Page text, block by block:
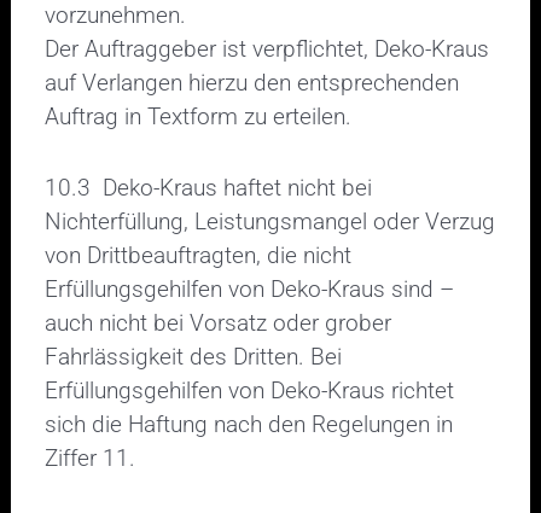
vorzunehmen.
Der Auftraggeber ist verpflichtet, Deko-Kraus
auf Verlangen hierzu den entsprechenden
Auftrag in Textform zu erteilen.
10.3 Deko-Kraus haftet nicht bei
Nichterfüllung, Leistungsmangel oder Verzug
von Drittbeauftragten, die nicht
Erfüllungsgehilfen von Deko-Kraus sind –
auch nicht bei Vorsatz oder grober
Fahrlässigkeit des Dritten. Bei
Erfüllungsgehilfen von Deko-Kraus richtet
sich die Haftung nach den Regelungen in
Ziffer 11.